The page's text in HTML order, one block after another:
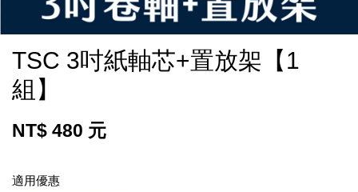
TSC 3吋紙軸芯+置放架【1
組】
NT$ 480 元
適用優惠